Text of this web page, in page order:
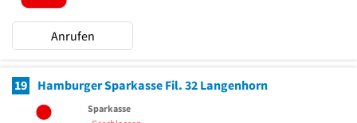
Anrufen
19 Hamburger Sparkasse Fil. 32 Langenhorn
Sparkasse